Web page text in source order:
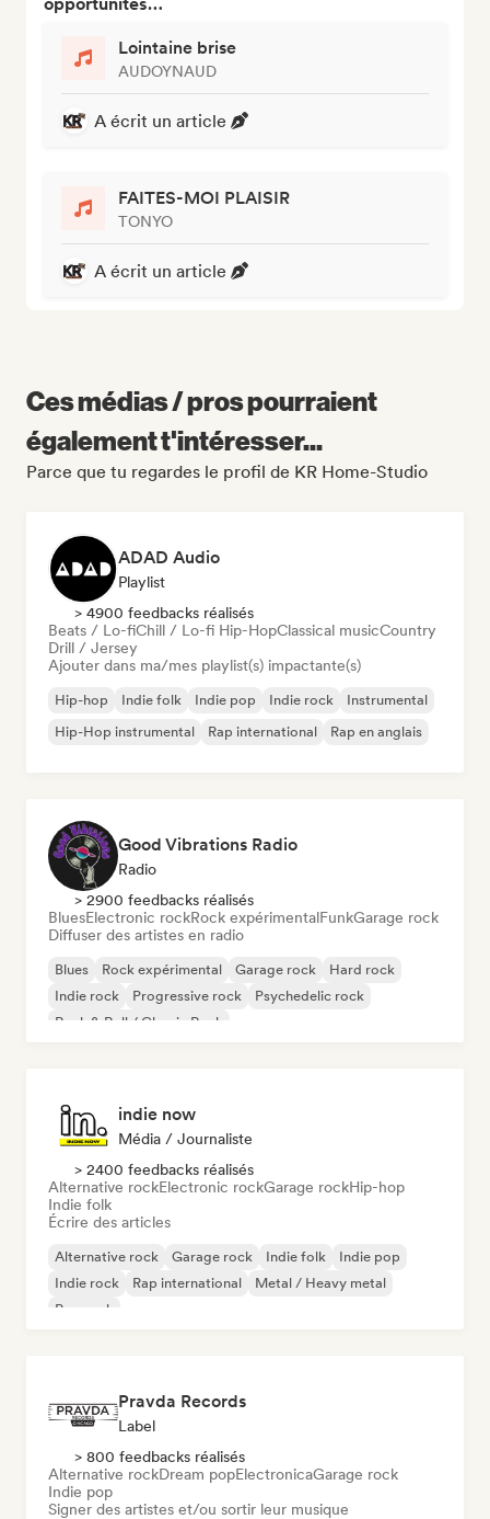
Lointaine brise
AUDOYNAUD
A écrit un article
FAITES-MOI PLAISIR
TONYO
A écrit un article
Ces médias / pros pourraient
également t'intéresser...
Parce que tu regardes le profil de KR Home-Studio
ADAD Audio
Playlist
> 4900 feedbacks réalisés
Beats / Lo-fiChill / Lo-fi Hip-HopClassical musicCountry
Drill / Jersey
Ajouter dans ma/mes playlist(s) impactante(s)
Hip-hop Indie folk Indie pop Indie rock
Instrumental
Hip-Hop instrumental
Rap international Rap en anglais
Good Vibrations Radio
Radio
> 2900 feedbacks réalisés
BluesElectronic rockRock expérimentalFunkGarage rock
Diffuser des artistes en radio
Blues Rock expérimental Garage rock
Hard rock
Indie rock
Progressive rock
Psychedelic rock
Rock & Roll / Classic Rock
indie now
Média / Journaliste
> 2400 feedbacks réalisés
Alternative rockElectronic rockGarage rockHip-hop
Indie folk
Écrire des articles
Alternative rock Garage rock Indie folk
Indie pop
Indie rock
Rap international
Metal / Heavy metal
Pop rock
Pravda Records
Label
> 800 feedbacks réalisés
Alternative rockDream popElectronicaGarage rock
Indie pop
Signer des artistes et/ou sortir leur musique